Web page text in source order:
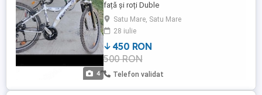
4
față și roți Duble
Satu Mare, Satu Mare
28 iulie
450 RON
500 RON
Telefon validat